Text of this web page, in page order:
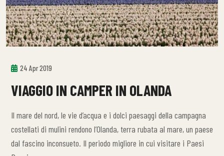
24 Apr 2019
VIAGGIO IN CAMPER IN OLANDA
Il mare del nord, le vie d’acqua e i dolci paesaggi della campagna
costellati di mulini rendono l’Olanda, terra rubata al mare, un paese
dal fascino inconsueto. Il periodo migliore in cui visitare i Paesi